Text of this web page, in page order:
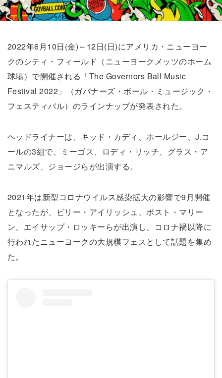
2022年6月10日(金)～12日(日)にアメリカ・ニューヨー
クのシティ・フィールド（ニューヨークメッツのホーム
球場）で開催される「The Governors Ball Music
Festival 2022」（ガバナーズ・ボール・ミュージック・
フェスティバル）のラインナップが発表された。
ヘッドライナーは、キッド・カディ、ホールジー、J.コ
ールの3組で、ミーゴス、ロディ・リッチ、グラス・ア
ニマルズ、ジョージらが出演する。
2021年は新型コロナウイルス感染拡大の影響で9月開催
となったが、ビリー・アイリッシュ、ポスト・マリー
ン、エイサップ・ロッキーらが出演し、コロナ禍以降に
行われたニューヨークの大規模フェスとして話題を集め
た。